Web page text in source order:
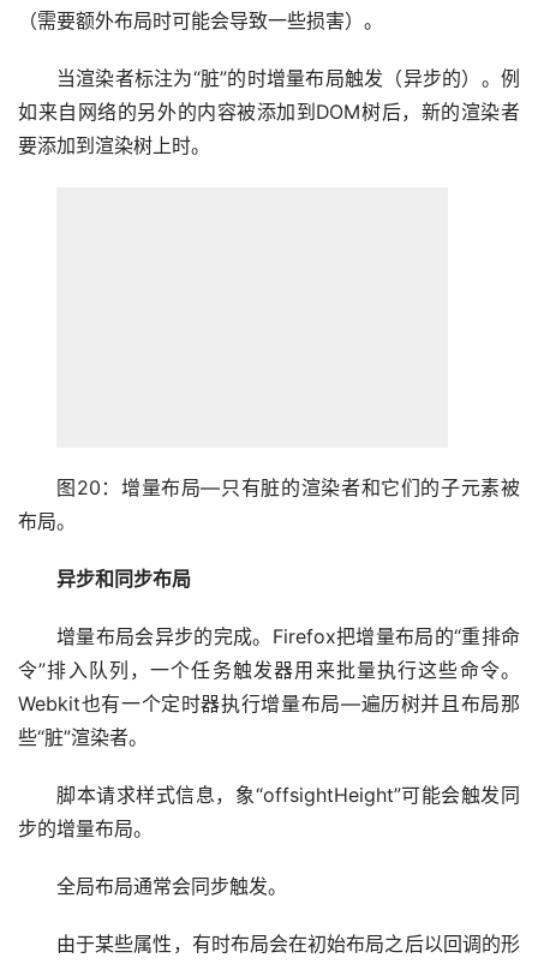
（需要额外布局时可能会导致一些损害）。
当渲染者标注为“脏”的时增量布局触发（异步的）。例
如来自网络的另外的内容被添加到DOM树后，新的渲染者
要添加到渲染树上时。
图20：增量布局—只有脏的渲染者和它们的子元素被
布局。
异步和同步布局
增量布局会异步的完成。Firefox把增量布局的“重排命
令”排入队列，一个任务触发器用来批量执行这些命令。
Webkit也有一个定时器执行增量布局—遍历树并且布局那
些“脏”渲染者。
脚本请求样式信息，象“offsightHeight”可能会触发同
步的增量布局。
全局布局通常会同步触发。
由于某些属性，有时布局会在初始布局之后以回调的形